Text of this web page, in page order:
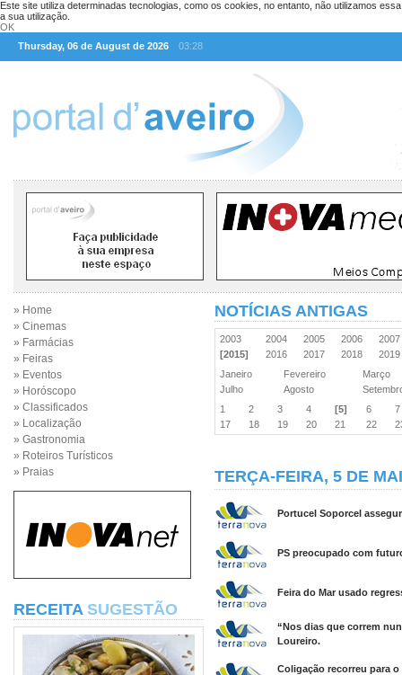
Este site utiliza determinadas tecnologias, como os cookies, no entanto, não utilizamos
a sua utilização.
OK
Thursday, 06 de August de 2026
03:28
» Home
» Cinemas
» Farmácias
» Feiras
» Eventos
» Horóscopo
» Classificados
» Localização
» Gastronomia
» Roteiros Turísticos
» Praias
RECEITA SUGESTÃO
NOTÍCIAS ANTIGAS
2003 2004 2005 2006
[2015]
2016 2017 2018
Janeiro
Fevereiro
Março
Julho
Agosto
1
2 3 4 [5] 6
17
18 19 20 21 22
TERÇA-FEIRA, 5 DE
Portucel Soporcel
PS preocupado com
Feira do Mar usado
“Nos dias que correm
Loureiro.
Coligação recorreu para